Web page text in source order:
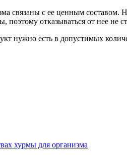
связаны с ее ценным составом.
поэтому отказываться от нее не
нужно есть в допустимых
хурмы для организма